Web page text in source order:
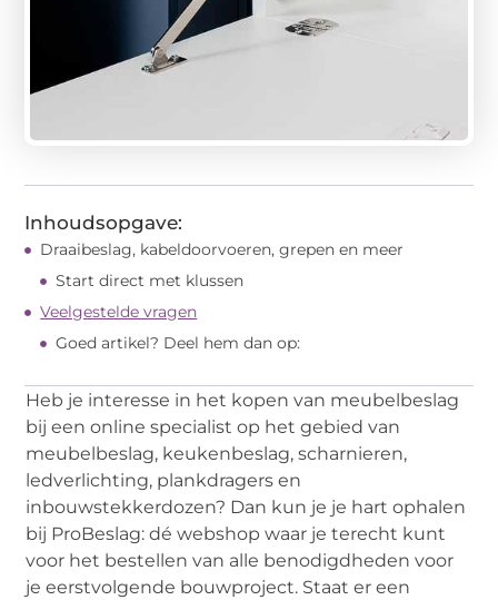
Inhoudsopgave:
Draaibeslag, kabeldoorvoeren, grepen en meer
Start direct met klussen
Veelgestelde vragen
Goed artikel? Deel hem dan op:
Heb je interesse in het kopen van meubelbeslag
bij een online specialist op het gebied van
meubelbeslag, keukenbeslag, scharnieren,
ledverlichting, plankdragers en
inbouwstekkerdozen? Dan kun je je hart ophalen
bij ProBeslag: dé webshop waar je terecht kunt
voor het bestellen van alle benodigdheden voor
je eerstvolgende bouwproject. Staat er een